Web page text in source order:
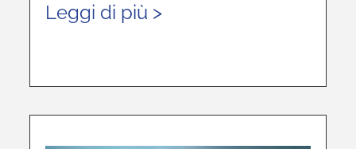
Leggi di più >